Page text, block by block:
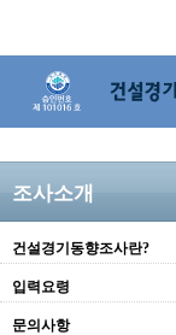
조사소개
건설경기동향조사란?
입력요령
문의사항